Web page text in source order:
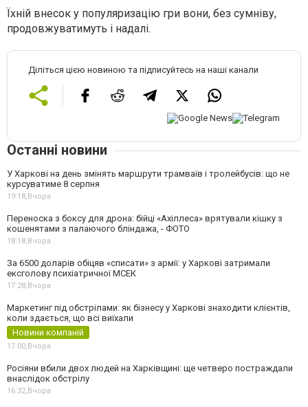
Їхній внесок у популяризацію гри вони, без сумніву,
продовжуватимуть і надалі.
Діліться цією новиною та підписуйтесь на наші канали
Останні новини
У Харкові на день змінять маршрути трамваїв і тролейбусів: що не
курсуватиме 8 серпня
19:18, Вчора
Переноска з боксу для дрона: бійці «Ахіллеса» врятували кішку з
кошенятами з палаючого бліндажа, - ФОТО
18:18, Вчора
За 6500 доларів обіцяв «списати» з армії: у Харкові затримали
ексголову психіатричної МСЕК
17:28, Вчора
Маркетинг під обстрілами: як бізнесу у Харкові знаходити клієнтів,
коли здається, що всі виїхали
Новини компаній
17:00, Вчора
Росіяни вбили двох людей на Харківщині: ще четверо постраждали
внаслідок обстрілу
16:32, Вчора